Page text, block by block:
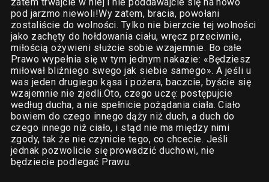
pod jarzmo niewoli!Wy zatem, bracia, powołani
zostaliście do wolności. Tylko nie bierzcie tej wolności
jako zachęty do hołdowania ciału, wręcz przeciwnie,
miłością ożywieni służcie sobie wzajemnie. Bo całe
Prawo wypełnia się w tym jednym nakazie: «Będziesz
miłował bliźniego swego jak siebie samego». A jeśli u
was jeden drugiego kąsa i pożera, baczcie, byście się
wzajemnie nie zjedli.Oto, czego uczę: postępujcie
według ducha, a nie spełnicie pożądania ciała. Ciało
bowiem do czego innego dąży niż duch, a duch do
czego innego niż ciało, i stąd nie ma między nimi
zgody, tak że nie czynicie tego, co chcecie. Jeśli
jednak pozwolicie się prowadzić duchowi, nie
będziecie podlegać Prawu.